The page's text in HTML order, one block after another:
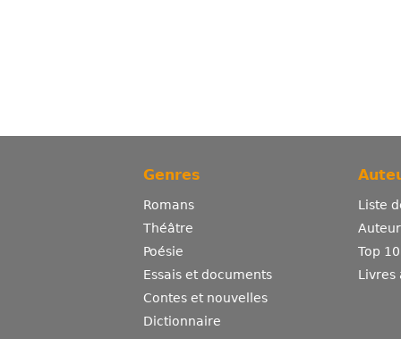
Genres
Romans
Théâtre
Poésie
Essais et documents
Contes et nouvelles
Dictionnaire
Liste
Top
Livres